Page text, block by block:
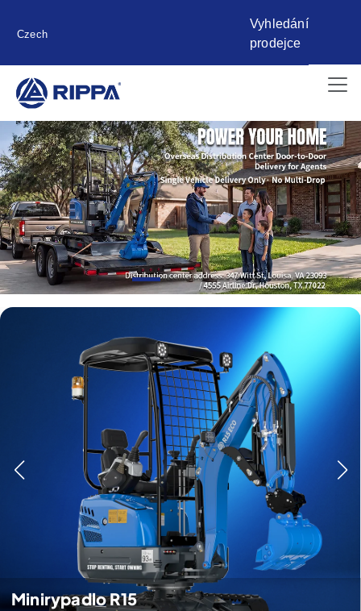
Czech
Vyhledání
prodejce
Minirypadlo R15